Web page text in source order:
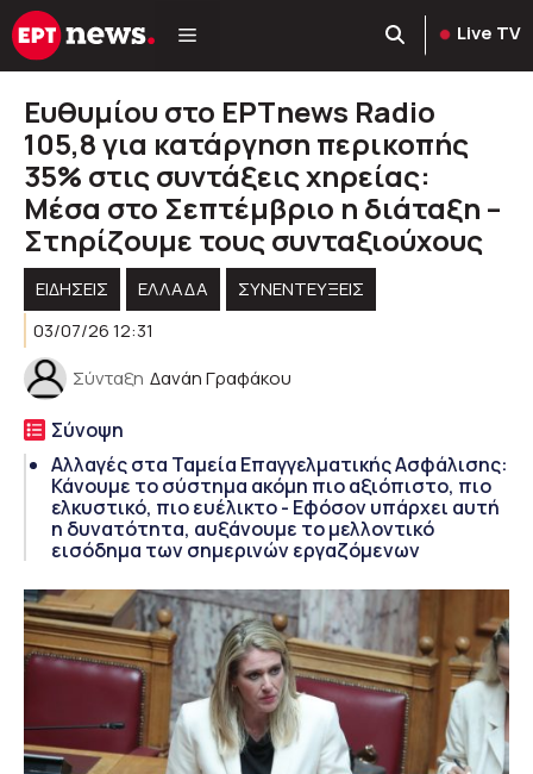
Μετάβαση
σε
Live TV
Ευθυμίου στο ΕΡΤnews Radio
105,8 για κατάργηση περικοπής
35% στις συντάξεις χηρείας:
Μέσα στο Σεπτέμβριο η διάταξη –
Στηρίζουμε τους συνταξιούχους
ΕΙΔΗΣΕΙΣ ΕΛΛΑΔΑ
ΣΥΝΕΝΤΕΥΞΕΙΣ
03/07/26 12:31
Σύνταξη Δανάη Γραφάκου
Σύνοψη
Αλλαγές στα Ταμεία Επαγγελματικής Ασφάλισης:
Κάνουμε το σύστημα ακόμη πιο αξιόπιστο, πιο
ελκυστικό, πιο ευέλικτο - Εφόσον υπάρχει αυτή
η δυνατότητα, αυξάνουμε το μελλοντικό
εισόδημα των σημερινών εργαζόμενων